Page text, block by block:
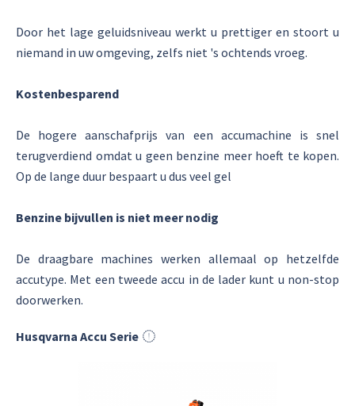
Door het lage geluidsniveau werkt u prettiger en stoort u
niemand in uw omgeving, zelfs niet 's ochtends vroeg.
Kostenbesparend
De hogere aanschafprijs van een accumachine is snel
terugverdiend omdat u geen benzine meer hoeft te kopen.
Op de lange duur bespaart u dus veel gel
Benzine bijvullen is niet meer nodig
De draagbare machines werken allemaal op hetzelfde
accutype. Met een tweede accu in de lader kunt u non-stop
doorwerken.
Husqvarna Accu Serie